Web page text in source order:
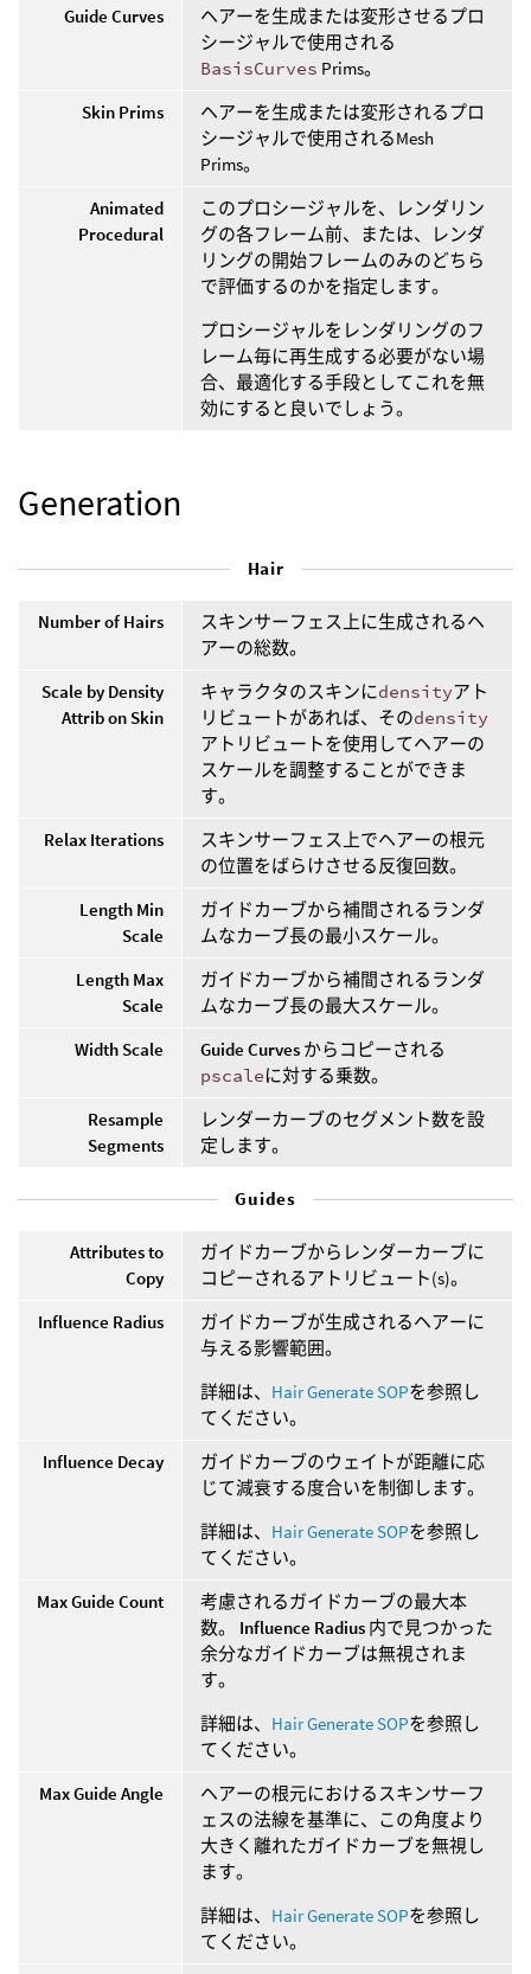
Guide Curves
ヘアーを生成または変形させるプロ
シージャルで使用される
BasisCurves Prims。
Skin Prims
ヘアーを生成または変形されるプロ
シージャルで使用されるMesh
Prims。
Animated
Procedural
このプロシージャルを、レンダリン
グの各フレーム前、または、レンダ
リングの開始フレームのみのどちら
で評価するのかを指定します。
プロシージャルをレンダリングのフ
レーム毎に再生成する必要がない場
合、最適化する手段としてこれを無
効にすると良いでしょう。
Generation
Hair
Number of Hairs
スキンサーフェス上に生成されるヘ
アーの総数。
Scale by Density
Attrib on Skin
キャラクタのスキンにdensityアト
リビュートがあれば、そのdensity
アトリビュートを使用してヘアーの
スケールを調整することができま
す。
Relax Iterations
スキンサーフェス上でヘアーの根元
の位置をばらけさせる反復回数。
Length Min
Scale
ガイドカーブから補間されるランダ
ムなカーブ長の最小スケール。
Length Max
Scale
ガイドカーブから補間されるランダ
ムなカーブ長の最大スケール。
Width Scale
Guide Curves からコピーされる
pscaleに対する乗数。
Resample
Segments
レンダーカーブのセグメント数を設
定します。
Guides
Attributes to
Copy
ガイドカーブからレンダーカーブに
コピーされるアトリビュート(s)。
Influence Radius
ガイドカーブが生成されるヘアーに
与える影響範囲。
詳細は、 Hair Generate SOPを参照し
てください。
Influence Decay
ガイドカーブのウェイトが距離に応
じて減衰する度合いを制御します。
詳細は、 Hair Generate SOPを参照し
てください。
Max Guide Count
考慮されるガイドカーブの最大本
数。 Influence Radius 内で見つかった
余分なガイドカーブは無視されま
す。
詳細は、 Hair Generate SOPを参照し
てください。
Max Guide Angle
ヘアーの根元におけるスキンサーフ
ェスの法線を基準に、この角度より
大きく離れたガイドカーブを無視し
ます。
詳細は、 Hair Generate SOPを参照し
てください。